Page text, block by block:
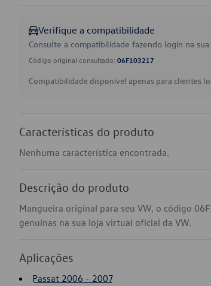
Verifique a compatibilidade
Consulte a compatibilidade fazendo login na
Código original consultado: 06F103217
Compatibilidade disponível apenas para clientes
Características do produto
Nenhuma característica encontrada.
Descrição do produto
Mangueira original para seu VW, o código
genuínas na sua loja virtual oficial da VW.
Aplicações
Passat 2006 - 2007